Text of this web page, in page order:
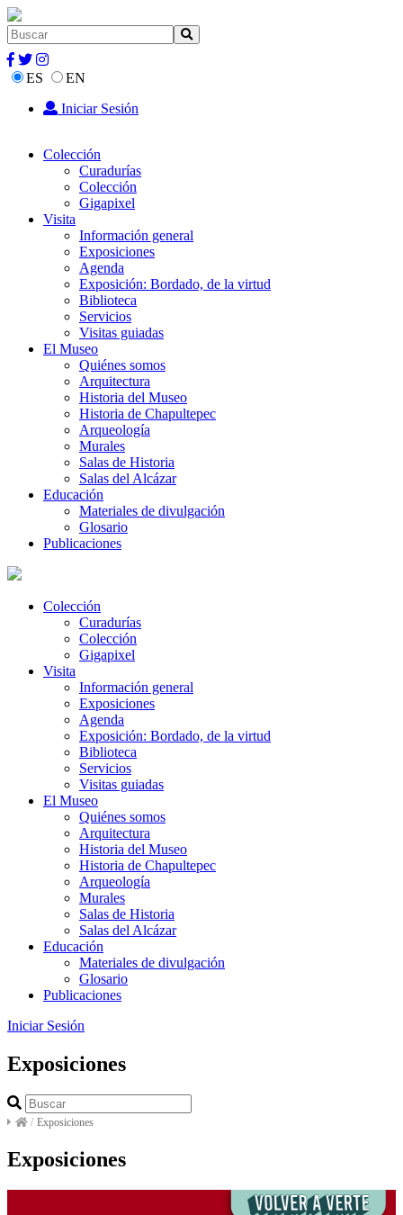
ES
EN
Iniciar Sesión
Colección
Curadurías
Colección
Gigapixel
Visita
Información general
Exposiciones
Agenda
Exposición: Bordado, de la virtud
Biblioteca
Servicios
Visitas guiadas
El Museo
Quiénes somos
Arquitectura
Historia del Museo
Historia de Chapultepec
Arqueología
Murales
Salas de Historia
Salas del Alcázar
Educación
Materiales de divulgación
Glosario
Publicaciones
Colección
Curadurías
Colección
Gigapixel
Visita
Información general
Exposiciones
Agenda
Exposición: Bordado, de la virtud
Biblioteca
Servicios
Visitas guiadas
El Museo
Quiénes somos
Arquitectura
Historia del Museo
Historia de Chapultepec
Arqueología
Murales
Salas de Historia
Salas del Alcázar
Educación
Materiales de divulgación
Glosario
Publicaciones
Iniciar Sesión
Exposiciones
/ Exposiciones
Exposiciones